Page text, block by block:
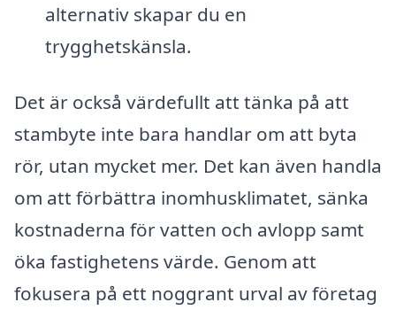
alternativ skapar du en
trygghetskänsla.
Det är också värdefullt att tänka på att
stambyte inte bara handlar om att byta
rör, utan mycket mer. Det kan även handla
om att förbättra inomhusklimatet, sänka
kostnaderna för vatten och avlopp samt
öka fastighetens värde. Genom att
fokusera på ett noggrant urval av företag